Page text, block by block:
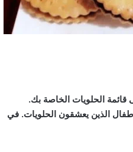
الحلويات الخاصة بك.
الذين يعشقون الحلويات. في